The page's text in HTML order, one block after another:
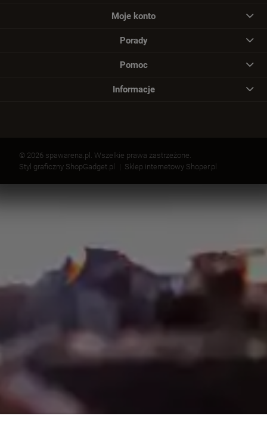
Moje konto
Porady
Pomoc
Informacje
© 2026 spawarena.pl. Wszelkie prawa zastrzeżone.
Styl graficzny ShopGadget.pl
Sklep internetowy Shoper.pl